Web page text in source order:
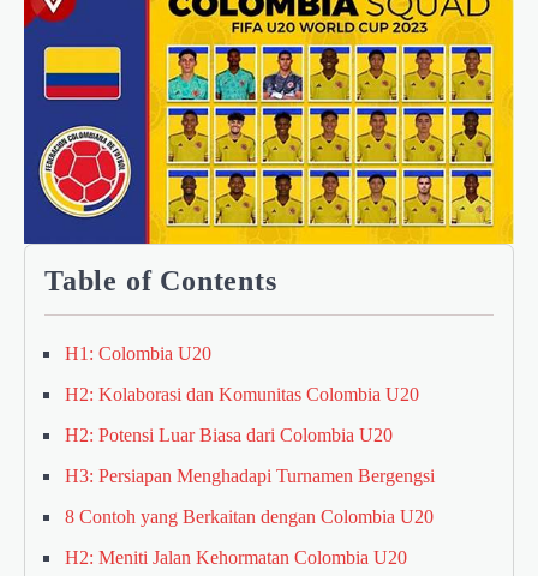
Table of Contents
H1: Colombia U20
H2: Kolaborasi dan Komunitas Colombia U20
H2: Potensi Luar Biasa dari Colombia U20
H3: Persiapan Menghadapi Turnamen Bergengsi
8 Contoh yang Berkaitan dengan Colombia U20
H2: Meniti Jalan Kehormatan Colombia U20